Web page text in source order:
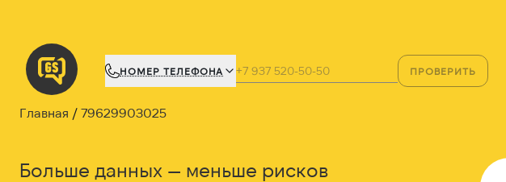
НОМЕР ТЕЛЕФОНА ПРОВЕРИТЬ
Главная 79629903025
Больше данных — меньше рисков